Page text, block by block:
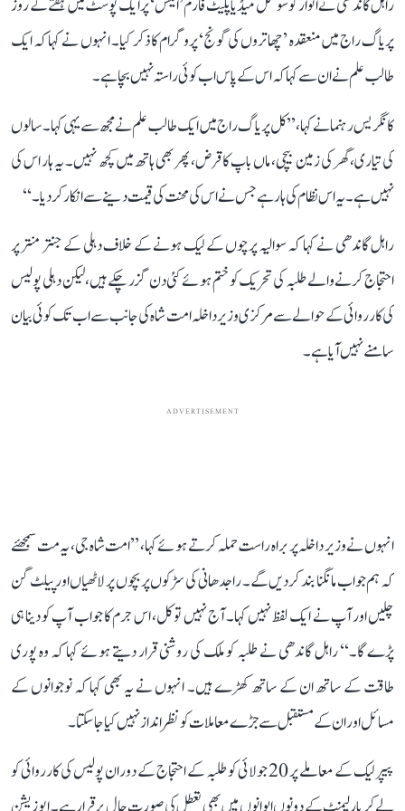
راہل گاندھی نے اتوار کو سوشل میڈیا پلیٹ فارم ’ایکس‘ پر ایک پوسٹ میں ہفتے کے روز
پریاگ راج میں منعقدہ ’چھاتروں کی گونج‘ پروگرام کا ذکر کیا۔ انہوں نے کہا کہ ایک
طالب علم نے ان سے کہا کہ اس کے پاس اب کوئی راستہ نہیں بچا ہے۔
کانگریس رہنما نے کہا، ’’کل پریاگ راج میں ایک طالب علم نے مجھ سے یہی کہا۔ سالوں
کی تیاری، گھر کی زمین بیچی، ماں باپ کا قرض، پھر بھی ہاتھ میں کچھ نہیں۔ یہ ہار اس کی
نہیں ہے۔ یہ اس نظام کی ہار ہے جس نے اس کی محنت کی قیمت دینے سے انکار کر دیا۔‘‘
راہل گاندھی نے کہا کہ سوالیہ پرچوں کے لیک ہونے کے خلاف دہلی کے جنتر منتر پر
احتجاج کرنے والے طلبہ کی تحریک کو ختم ہوئے کئی دن گزر چکے ہیں، لیکن دہلی پولیس
کی کارروائی کے حوالے سے مرکزی وزیر داخلہ امت شاہ کی جانب سے اب تک کوئی بیان
سامنے نہیں آیا ہے۔
ADVERTISEMENT
انہوں نے وزیر داخلہ پر براہ راست حملہ کرتے ہوئے کہا، ’’امت شاہ جی، یہ مت سمجھئے
کہ ہم جواب مانگنا بند کردیں گے۔ راجدھانی کی سڑکوں پر بچوں پر لاٹھیاں اور پیلٹ گن
چلیں اور آپ نے ایک لفظ نہیں کہا۔ آج نہیں تو کل، اس جرم کا جواب آپ کو دینا ہی
پڑے گا۔‘‘ راہل گاندھی نے طلبہ کو ملک کی روشنی قرار دیتے ہوئے کہا کہ وہ پوری
طاقت کے ساتھ ان کے ساتھ کھڑے ہیں۔ انہوں نے یہ بھی کہا کہ نوجوانوں کے
مسائل اور ان کے مستقبل سے جڑے معاملات کو نظر انداز نہیں کیا جا سکتا۔
پیپر لیک کے معاملے پر 20 جولائی کو طلبہ کے احتجاج کے دوران پولیس کی کارروائی کو